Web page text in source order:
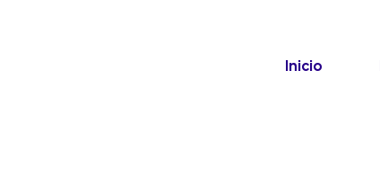
Inicio